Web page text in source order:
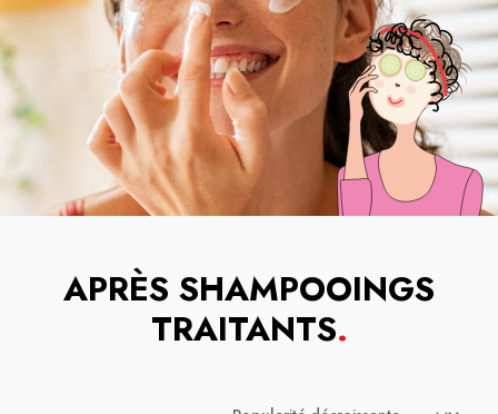
APRÈS SHAMPOOINGS
TRAITANTS.